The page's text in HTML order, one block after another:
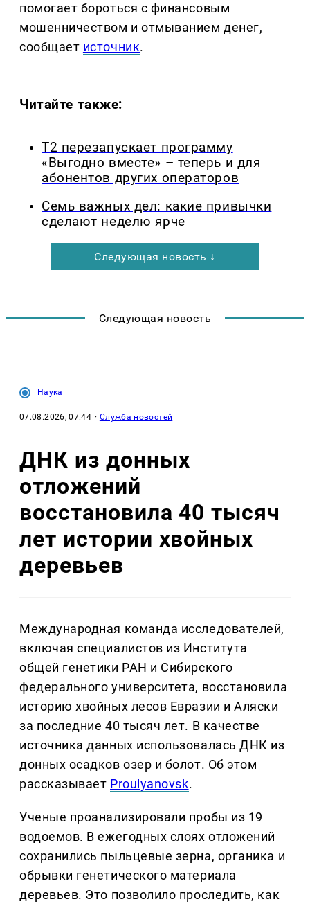
помогает бороться с финансовым
мошенничеством и отмыванием денег,
сообщает источник.
Читайте также:
Т2 перезапускает программу
«Выгодно вместе» – теперь и для
абонентов других операторов
Семь важных дел: какие привычки
сделают неделю ярче
Следующая новость ↓
Следующая новость
Наука
07.08.2026, 07:44 · Служба новостей
ДНК из донных
отложений
восстановила 40 тысяч
лет истории хвойных
деревьев
Международная команда исследователей,
включая специалистов из Института
общей генетики РАН и Сибирского
федерального университета, восстановила
историю хвойных лесов Евразии и Аляски
за последние 40 тысяч лет. В качестве
источника данных использовалась ДНК из
донных осадков озер и болот. Об этом
рассказывает Proulyanovsk.
Ученые проанализировали пробы из 19
водоемов. В ежегодных слоях отложений
сохранились пыльцевые зерна, органика и
обрывки генетического материала
деревьев. Это позволило проследить, как